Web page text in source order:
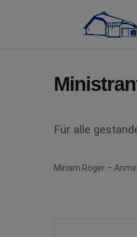
Für alle
Miriam Röger –